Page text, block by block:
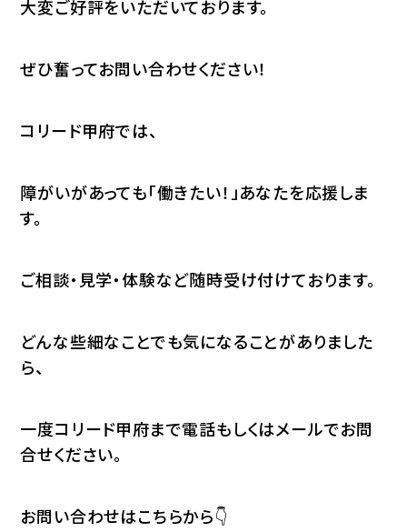
大変ご好評をいただいております。
ぜひ奮ってお問い合わせください！
コリード甲府では、
障がいがあっても「働きたい！」あなたを応援しま
す。
ご相談・見学・体験など随時受け付けております。
どんな些細なことでも気になることがありました
ら、
一度コリード甲府まで電話もしくはメールでお問
合せください。
お問い合わせはこちらから👇